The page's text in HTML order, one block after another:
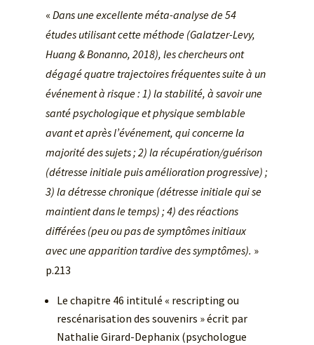
« Dans une excellente méta-analyse de 54
études utilisant cette méthode (Galatzer-Levy,
Huang & Bonanno, 2018), les chercheurs ont
dégagé quatre trajectoires fréquentes suite à un
événement à risque : 1) la stabilité, à savoir une
santé psychologique et physique semblable
avant et après l’événement, qui concerne la
majorité des sujets ; 2) la récupération/guérison
(détresse initiale puis amélioration progressive) ;
3) la détresse chronique (détresse initiale qui se
maintient dans le temps) ; 4) des réactions
différées (peu ou pas de symptômes initiaux
avec une apparition tardive des symptômes). »
p.213
Le chapitre 46 intitulé « rescripting ou
rescénarisation des souvenirs » écrit par
Nathalie Girard-Dephanix (psychologue